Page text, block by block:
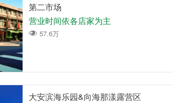
第二市场
营业时间依各店家为主
57.6万
大安滨海乐园&向海那漾露营区